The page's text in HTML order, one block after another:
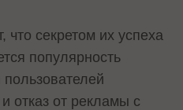
что секретом их успеха
популярность
отказ от рекламы с